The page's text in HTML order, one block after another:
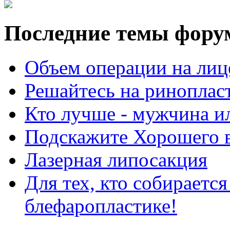
Последние темы
Объем операции на
Решайтесь на
Кто лучше - мужчина
Подскажите Хорошего
Лазерная липосакция
Для тех, кто
блефаропластике!